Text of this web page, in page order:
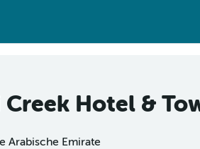
Hotel &
Arabische Emirate